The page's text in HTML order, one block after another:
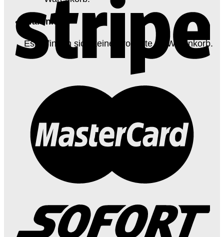
Warenkorb
Es befinden sich keine Produkte im Warenkorb.